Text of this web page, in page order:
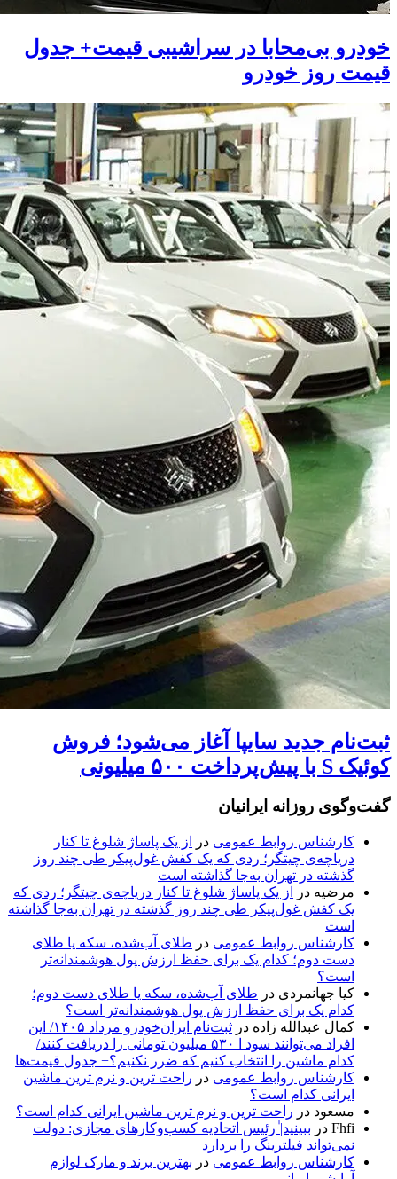
خودرو بی‌محابا در سراشیبی قیمت+ جدول
قیمت روز خودرو
ثبت‌نام جدید سایپا آغاز می‌شود؛ فروش
کوئیک S با پیش‌پرداخت ۵۰۰ میلیونی
گفت‌وگوی روزانه ایرانیان
کارشناس روابط عمومی در
از یک پاساژ شلوغ تا کنار
دریاچه‌ی چیتگر؛ ردی که یک کفش غول‌پیکر طی چند روز
گذشته در تهران به‌جا گذاشته است
مرضیه در
از یک پاساژ شلوغ تا کنار دریاچه‌ی چیتگر؛ ردی که
یک کفش غول‌پیکر طی چند روز گذشته در تهران به‌جا گذاشته
است
کارشناس روابط عمومی در طلای آب‌شده، سکه یا طلای
دست دوم؛ کدام یک برای حفظ ارزش پول هوشمندانه‌تر
است؟
کیا جهانمردی در طلای آب‌شده، سکه یا طلای دست دوم؛
کدام یک برای حفظ ارزش پول هوشمندانه‌تر است؟
کمال عبدالله زاده در
ثبت‌نام ایران‌خودرو مرداد ۱۴۰۵/ این
افراد می‌توانند سود ا ۵۳۰ میلیون تومانی را دریافت کنند/
کدام ماشین را انتخاب کنیم که ضرر نکنیم؟+ جدول قیمت‌ها
کارشناس روابط عمومی در راحت ترین و نرم ترین ماشین
ایرانی کدام است؟
مسعود در راحت ترین و نرم ترین ماشین ایرانی کدام است؟
Fhfi در ببینید| ٰرئیس اتحادیه کسب‌وکارهای مجازی: دولت
نمی‌تواند فیلترینگ را بردارد
کارشناس روابط عمومی در بهترین برند و مارک لوازم